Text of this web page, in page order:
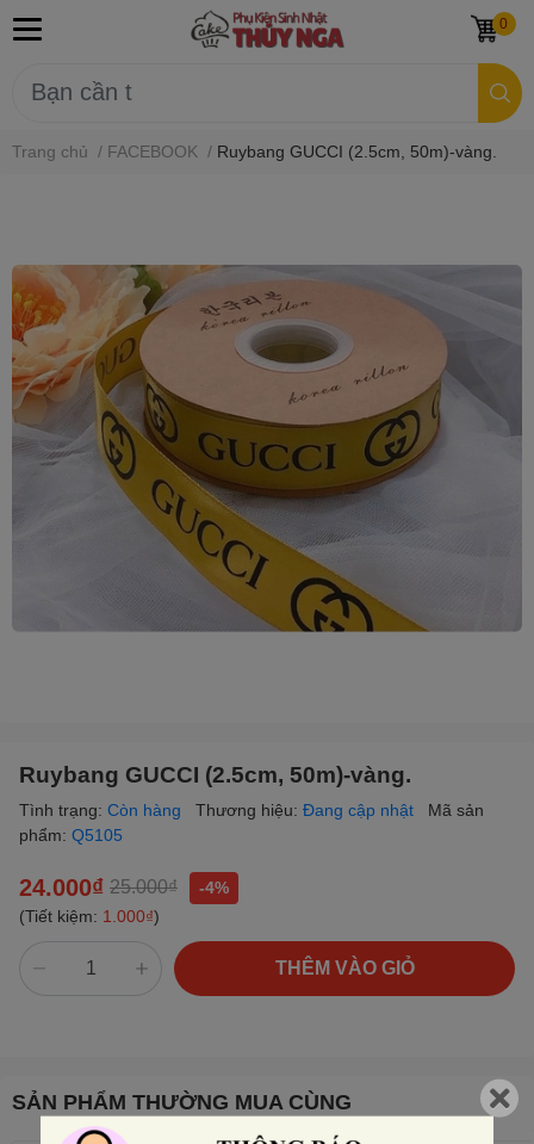
0
Trang chủ / FACEBOOK / Ruybang GUCCI (2.5cm, 50m)-vàng.
Ruybang GUCCI (2.5cm, 50m)-vàng.
Tình trạng: Còn hàng Thương hiệu: Đang cập nhật
Mã sản
phẩm: Q5105
24.000₫ 25.000₫
-4%
(Tiết kiệm: 1.000₫)
THÊM VÀO GIỎ
SẢN PHẨM THƯỜNG MUA CÙNG